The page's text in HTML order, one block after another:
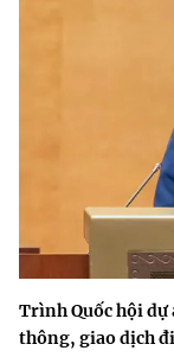
Trình Quốc hội dự
thông, giao dịch